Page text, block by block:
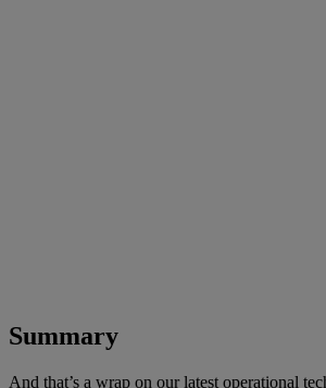
Summary
And that’s a wrap on our latest operational